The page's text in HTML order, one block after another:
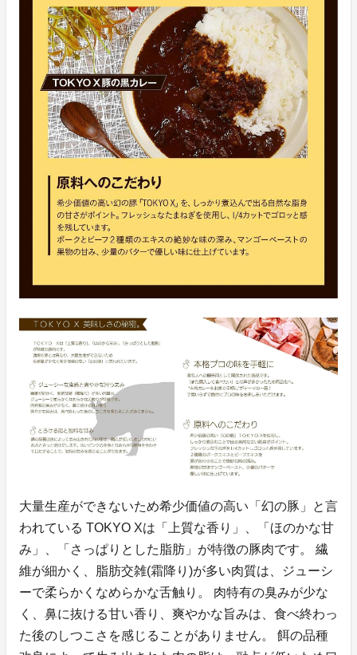
大量生産ができないため希少価値の高い「幻の豚」と言
われている TOKYO Xは「上質な香り」、「ほのかな甘
み」、「さっぱりとした脂肪」が特徴の豚肉です。 繊
維が細かく、脂肪交雑(霜降り)が多い肉質は、ジューシ
ーで柔らかくなめらかな舌触り。 肉特有の臭みが少な
く、鼻に抜ける甘い香り、爽やかな旨みは、食べ終わっ
た後のしつこさを感じることがありません。 餌の品種